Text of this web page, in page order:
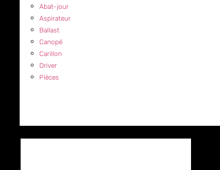
Abat-jour
Aspirateur
Ballast
Canopé
Carillon
Driver
Pièces